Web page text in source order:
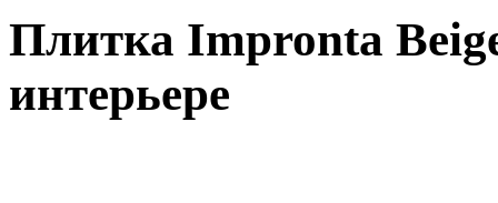
Плитка Impronta
интерьере